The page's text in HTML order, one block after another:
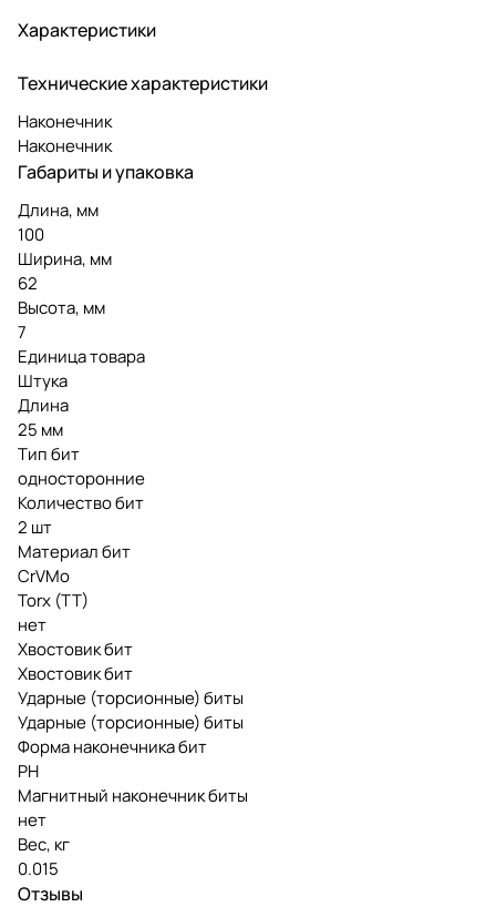
Характеристики
Технические характеристики
Наконечник
Наконечник
Габариты и упаковка
Длина, мм
100
Ширина, мм
62
Высота, мм
7
Единица товара
Штука
Длина
25 мм
Тип бит
односторонние
Количество бит
2 шт
Материал бит
CrVMo
Torx (TT)
нет
Хвостовик бит
Хвостовик бит
Ударные (торсионные) биты
Ударные (торсионные) биты
Форма наконечника бит
PH
Магнитный наконечник биты
нет
Вес, кг
0.015
Отзывы